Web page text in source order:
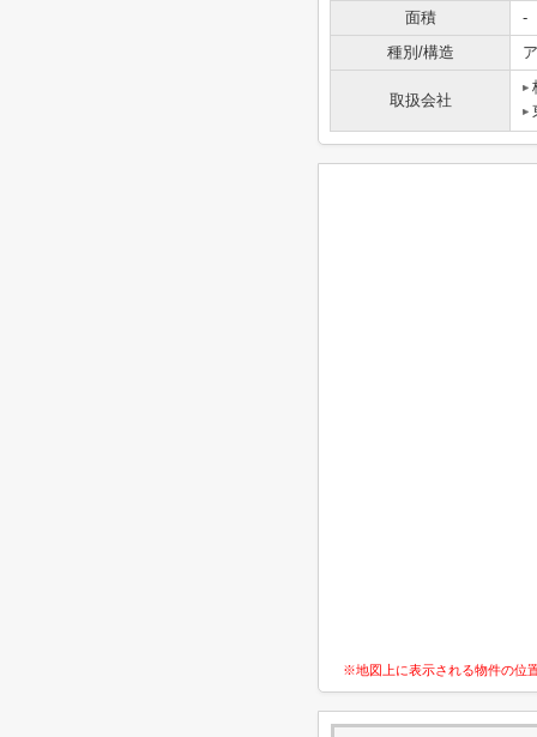
面積
-
種別/構造
取扱会社
※地図上に表示される物件の位